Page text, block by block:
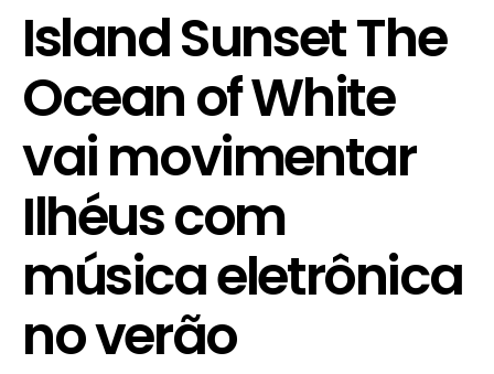
Island Sunset The
Ocean of White
vai movimentar
Ilhéus com
música eletrônica
no verão